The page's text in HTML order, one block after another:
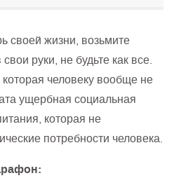
своей жизни, возьмите
руки, не будьте как все.
человеку вообще не
ущербная социальная
которая не
потребности человека.